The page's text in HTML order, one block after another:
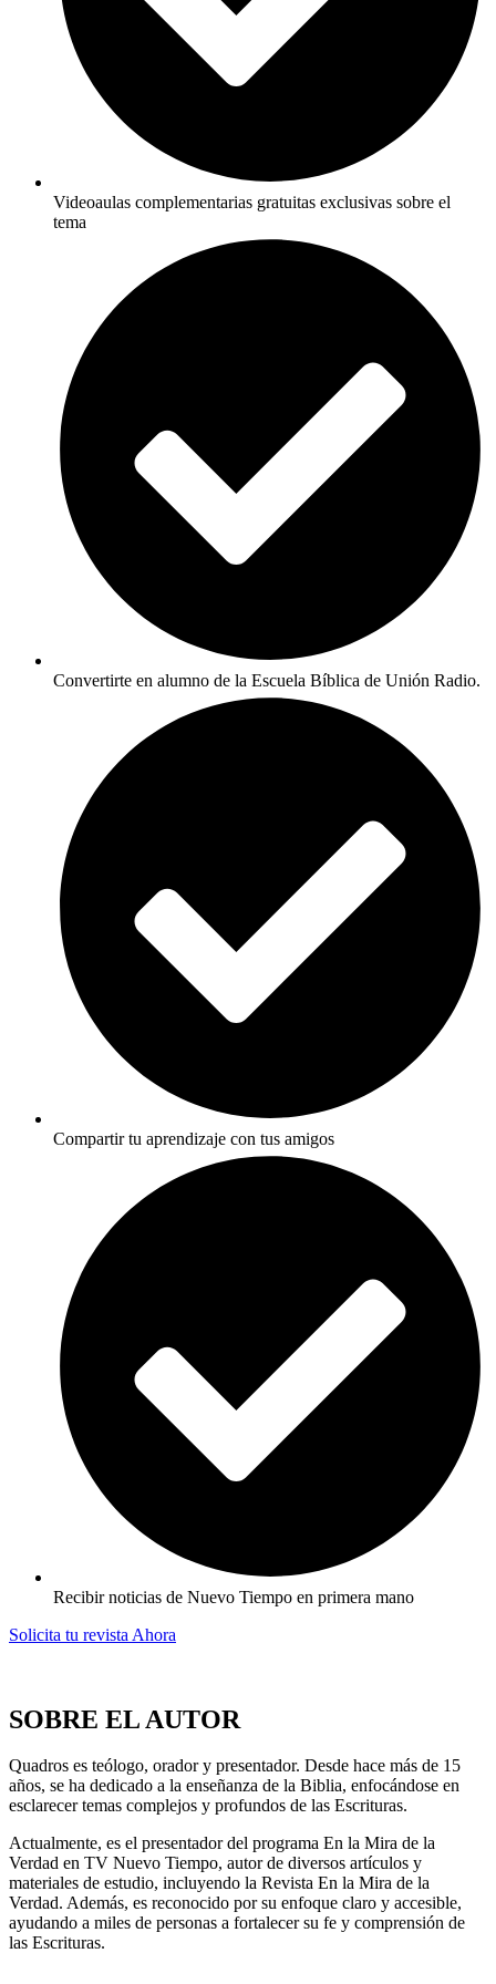
Videoaulas complementarias gratuitas exclusivas sobre el
tema
Convertirte en alumno de la Escuela Bíblica de Unión Radio.
Compartir tu aprendizaje con tus amigos
Recibir noticias de Nuevo Tiempo en primera mano
Solicita tu revista Ahora
SOBRE EL AUTOR
Quadros es teólogo, orador y presentador. Desde hace más de 15
años, se ha dedicado a la enseñanza de la Biblia, enfocándose en
esclarecer temas complejos y profundos de las Escrituras.
Actualmente, es el presentador del programa En la Mira de la
Verdad en TV Nuevo Tiempo, autor de diversos artículos y
materiales de estudio, incluyendo la Revista En la Mira de la
Verdad. Además, es reconocido por su enfoque claro y accesible,
ayudando a miles de personas a fortalecer su fe y comprensión de
las Escrituras.